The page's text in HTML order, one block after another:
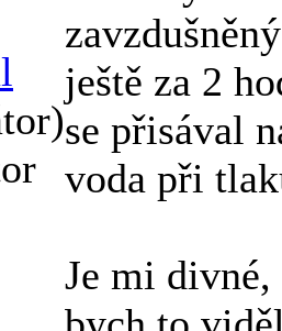
ještě za 2
se přisával
voda při
Je mi